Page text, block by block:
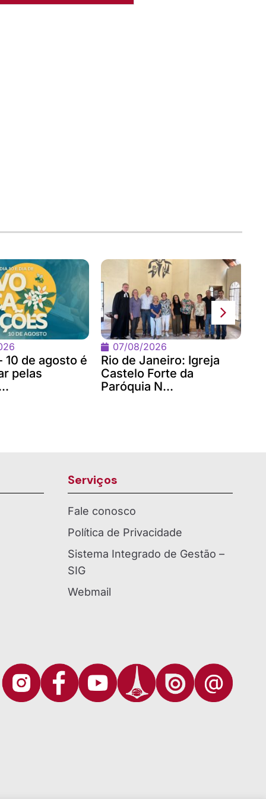
10 de agosto é
pelas
07/08/2026
Rio de Janeiro: Igreja
Castelo Forte da
Paróquia N...
Serviços
Fale conosco
Política de Privacidade
Sistema Integrado de Gestão –
SIG
Webmail